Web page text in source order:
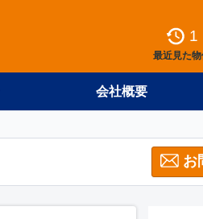
1
最近見た
会社概要
お